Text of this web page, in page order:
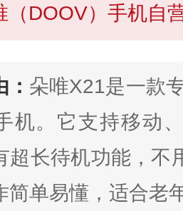
朵唯X21是一款
机。它支持移动
超长待机功能，不
简单易懂，适合老